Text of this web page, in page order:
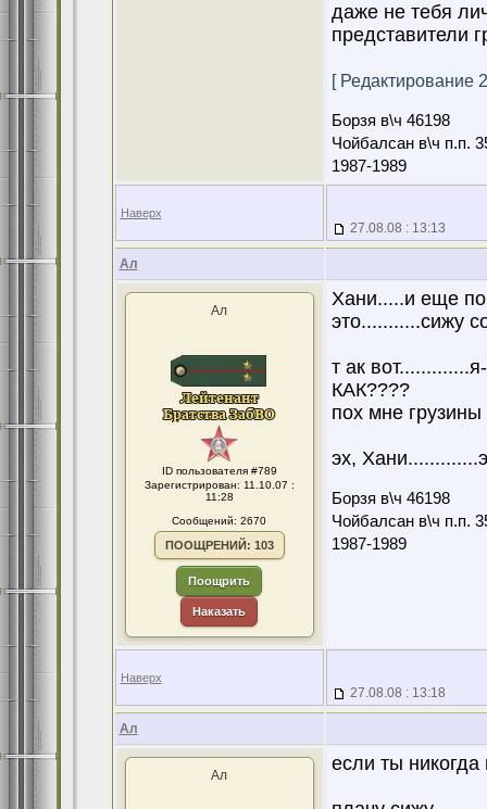
даже не тебя
представители
[ Редактирование
Борзя в\ч 46198
Чойбалсан в\ч п.п.
1987-1989
Наверх
27.08.08 : 13:13
Ал
Ал
ID пользователя #789
Зарегистрирован: 11.10.07 :
11:28
Сообщений: 2670
ПООЩРЕНИЙ: 103
Поощрить
Наказать
Хани.....и еще
это...........сижу
т ак
КАК????
пох мне
эх,
Борзя в\ч 46198
Чойбалсан в\ч п.п.
1987-1989
Наверх
27.08.08 : 13:18
Ал
Ал
если ты